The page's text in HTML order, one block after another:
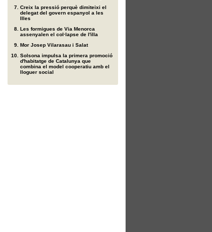
Creix la pressió perquè dimiteixi el
delegat del govern espanyol a les
Illes
Les formigues de Via Menorca
assenyalen el col·lapse de l'illa
Mor Josep Vilarasau i Salat
Solsona impulsa la primera promoció
d'habitatge de Catalunya que
combina el model cooperatiu amb el
lloguer social